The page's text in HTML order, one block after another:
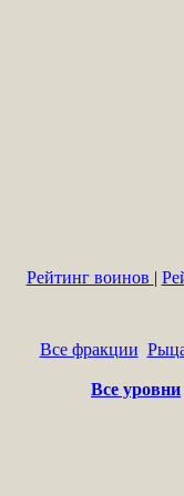
Рейтинг воинов |
Все фракции
Все уровни